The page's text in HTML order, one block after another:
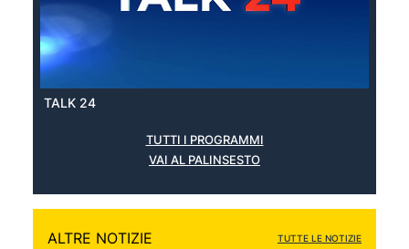
TALK 24
TUTTI I PROGRAMMI
VAI AL PALINSESTO
ALTRE NOTIZIE TUTTE LE NOTIZIE